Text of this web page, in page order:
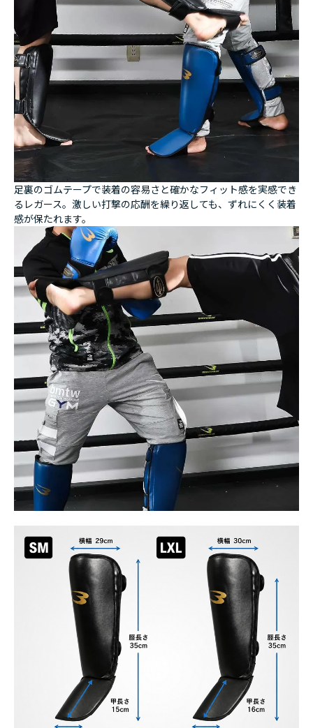
足裏のゴムテープで装着の容易さと確かなフィット感を実感でき
るレガース。激しい打撃の応酬を繰り返しても、ずれにくく装着
感が保たれます。